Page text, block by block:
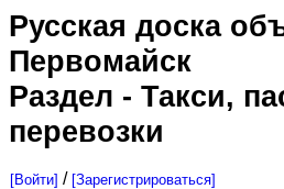
Русская доска
Первомайск
Раздел - Такси,
перевозки
[Войти] / [Зарегистрироваться]